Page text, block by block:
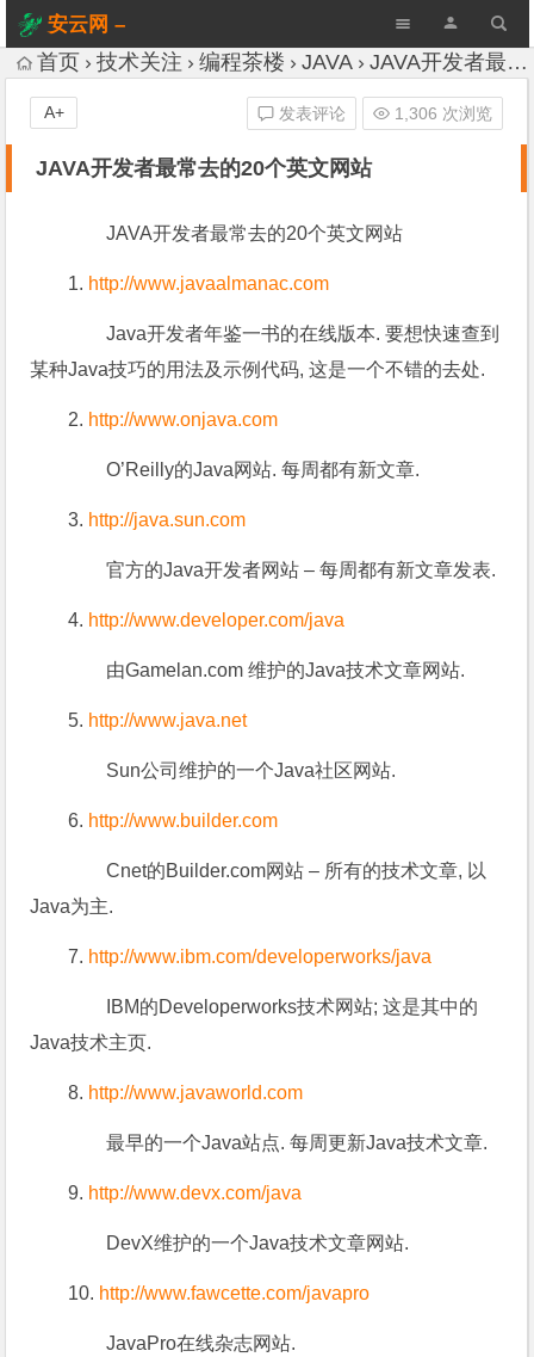
安云网 –
AnYun.ORG
首页 技术关注 编程茶楼 JAVA JAVA开发者最常去的20个英文网站
JAVA开发者最常去的20个英文网站
发表评论 1,306 次浏览
A+
JAVA开发者最常去的20个英文网站
1. http://www.javaalmanac.com
Java开发者年鉴一书的在线版本. 要想快速查到
某种Java技巧的用法及示例代码, 这是一个不错的去处.
2. http://www.onjava.com
O’Reilly的Java网站. 每周都有新文章.
3. http://java.sun.com
官方的Java开发者网站 – 每周都有新文章发表.
4. http://www.developer.com/java
由Gamelan.com 维护的Java技术文章网站.
5. http://www.java.net
Sun公司维护的一个Java社区网站.
6. http://www.builder.com
Cnet的Builder.com网站 – 所有的技术文章, 以
Java为主.
7. http://www.ibm.com/developerworks/java
IBM的Developerworks技术网站; 这是其中的
Java技术主页.
8. http://www.javaworld.com
最早的一个Java站点. 每周更新Java技术文章.
9. http://www.devx.com/java
DevX维护的一个Java技术文章网站.
10. http://www.fawcette.com/javapro
JavaPro在线杂志网站.